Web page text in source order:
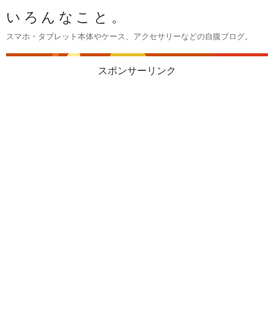
いろんなこと。
スマホ・タブレット本体やケース、アクセサリーなどの自腹ブログ。
スポンサーリンク